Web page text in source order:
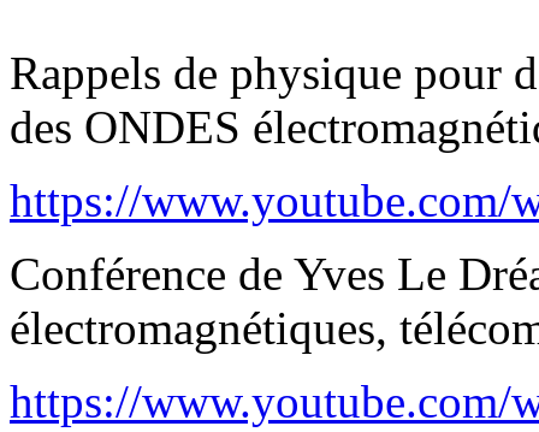
Rappels de physique pour
des ONDES
https://
Conférence de Yves Le
électromagnétiques,
https://